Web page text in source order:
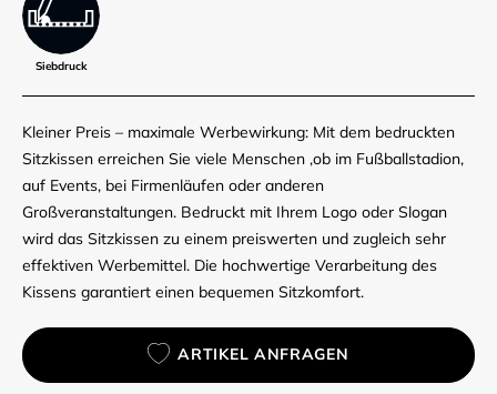
Siebdruck
Kleiner Preis – maximale Werbewirkung: Mit dem bedruckten
Sitzkissen erreichen Sie viele Menschen ,ob im Fußballstadion,
auf Events, bei Firmenläufen oder anderen
Großveranstaltungen. Bedruckt mit Ihrem Logo oder Slogan
wird das Sitzkissen zu einem preiswerten und zugleich sehr
effektiven Werbemittel. Die hochwertige Verarbeitung des
Kissens garantiert einen bequemen Sitzkomfort.
ARTIKEL ANFRAGEN